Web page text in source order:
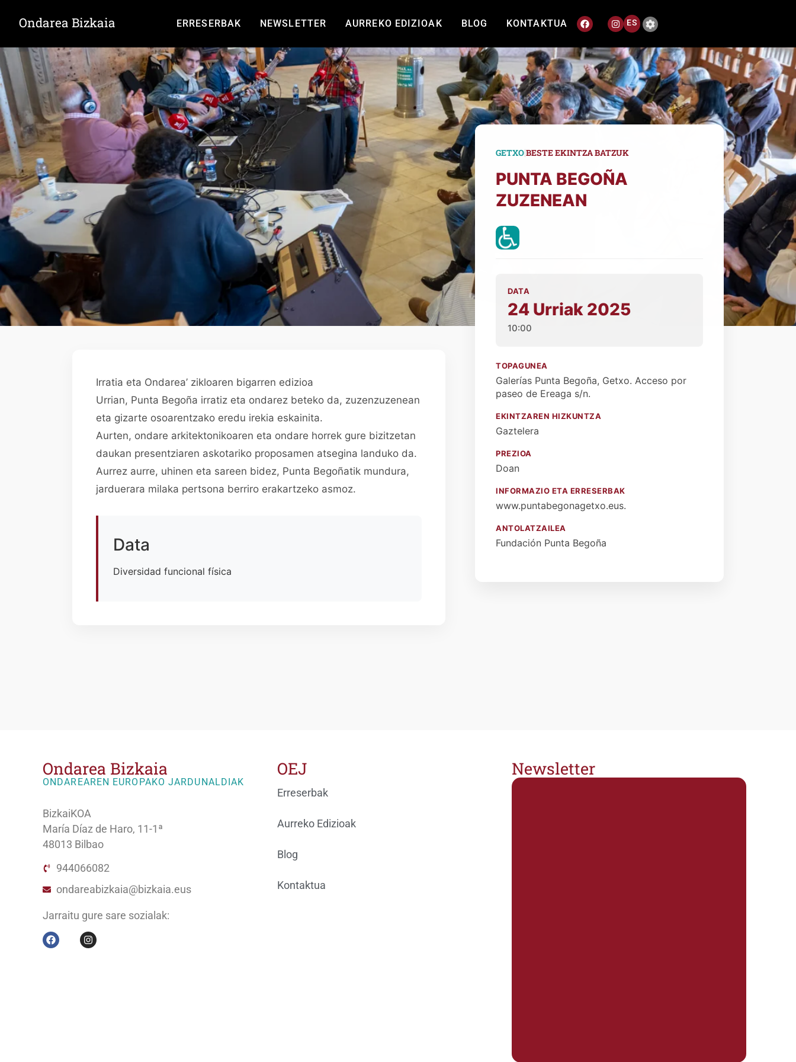
Ondarea Bizkaia ERRESERBAK NEWSLETTER AURREKO EDIZIOAK BLOG KONTAKTUA ES
Irratia eta Ondarea’ zikloaren bigarren edizioa
Urrian, Punta Begoña irratiz eta ondarez beteko da, zuzenzuzenean
eta gizarte osoarentzako eredu irekia eskainita.
Aurten, ondare arkitektonikoaren eta ondare horrek gure bizitzetan
daukan presentziaren askotariko proposamen atsegina landuko da.
Aurrez aurre, uhinen eta sareen bidez, Punta Begoñatik mundura,
jarduerara milaka pertsona berriro erakartzeko asmoz.
Data
Diversidad funcional física
GETXO|BESTE EKINTZA BATZUK
PUNTA BEGOÑA
ZUZENEAN
DATA
24 Urriak 2025
10:00
TOPAGUNEA
Galerías Punta Begoña, Getxo. Acceso por
paseo de Ereaga s/n.
EKINTZAREN HIZKUNTZA
Gaztelera
PREZIOA
Doan
INFORMAZIO ETA ERRESERBAK
www.puntabegonagetxo.eus.
ANTOLATZAILEA
Fundación Punta Begoña
Ondarea Bizkaia
ONDAREAREN EUROPAKO JARDUNALDIAK
BizkaiKOA
María Díaz de Haro, 11-1ª
48013 Bilbao
944066082
ondareabizkaia@bizkaia.eus
Jarraitu gure sare sozialak:
OEJ
Erreserbak
Aurreko Edizioak
Blog
Kontaktua
Newsletter